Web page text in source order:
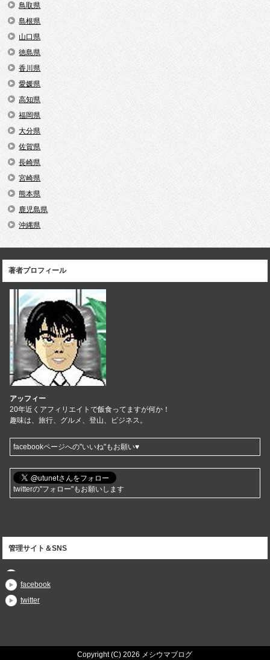
鳥取県
島根県
山口県
徳島県
香川県
愛媛県
高知県
福岡県
大分県
佐賀県
長崎県
宮崎県
熊本県
鹿児島県
沖縄県
著者プロフィール
アッフィー
20年近くアフィリエイトで飯食ってますが何か！
趣味は、旅行、グルメ、登山、ビジネス。
facebookページへの"いいね"もお願い♥
twitterの"フォロー"もお願いします
管理サイト＆SNS
facebook
twitter
Copyright (C) 2026 メシウマブログ